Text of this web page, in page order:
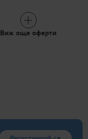
Виж още оферти